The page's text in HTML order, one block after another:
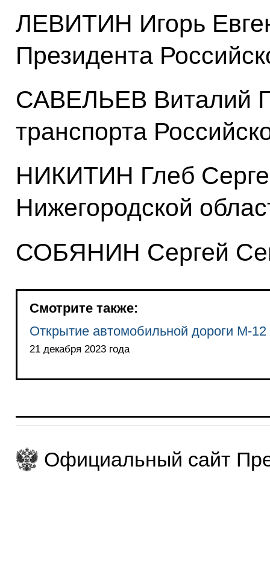
ЛЕВИТИН Игорь
Президента
САВЕЛЬЕВ Виталий
транспорта
НИКИТИН Глеб
Нижегородской
СОБЯНИН Сергей
Смотрите также:
Открытие автомобильной дороги М-12
21 декабря 2023 года
Официальный сайт